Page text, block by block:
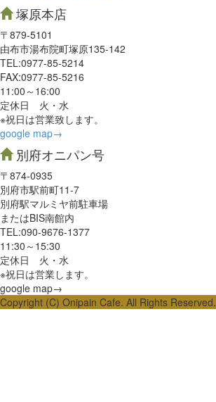
塚原本店
〒879-5101
由布市湯布院町塚原135-142
TEL:0977‐85-5214
FAX:0977‐85-5216
11:00～16:00
定休日 火・水
※祝日は営業致します。
google map→
別府オニパン号
〒874-0935
別府市駅前町11-7
別府駅マルミヤ前駐車場
またはBIS南館内
TEL:090-9676-1377
11:30～15:30
定休日 火・水
※祝日は営業します。
google map→
Copyright (C) Onipain Cafe. All Rights Reserved.